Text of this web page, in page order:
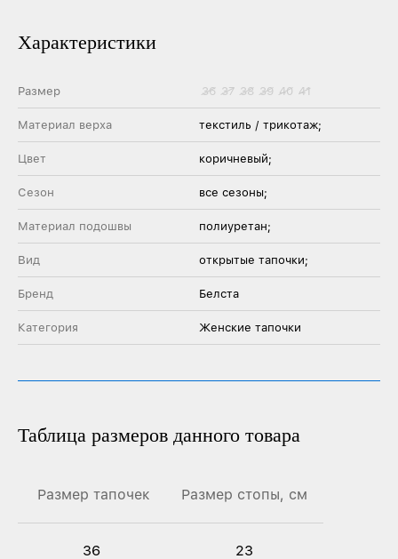
Характеристики
Размер 36 37 38 39 40 41
Материал верха текстиль / трикотаж;
Цвет коричневый;
Сезон все сезоны;
Материал подошвы полиуретан;
Вид открытые тапочки;
Бренд Белста
Категория Женские тапочки
Таблица размеров данного товара
Размер тапочек Размер стопы, см
36 23